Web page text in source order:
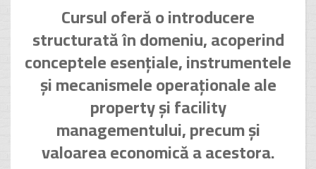
Cursul oferă o introducere
structurată în domeniu, acoperind
conceptele esențiale, instrumentele
și mecanismele operaționale ale
property și facility
managementului, precum și
valoarea economică a acestora.